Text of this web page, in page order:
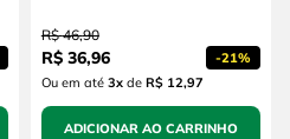
R$ 46,90
R$ 36,96 -21%
Ou em até 3xde R$ 12,97
ADICIONAR AO CARRINHO